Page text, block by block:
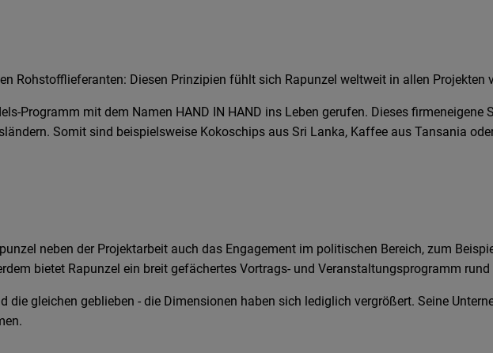
Rohstofflieferanten: Diesen Prinzipien fühlt sich Rapunzel weltweit in allen Projekten
Programm mit dem Namen HAND IN HAND ins Leben gerufen. Dieses
Somit sind beispielsweise Kokoschips aus Sri Lanka, Kaffee aus Tansania
neben der Projektarbeit auch das Engagement im politischen Bereich, zum
bietet Rapunzel ein breit gefächertes Vortrags- und Veranstaltungsprogramm
die gleichen geblieben - die Dimensionen haben sich lediglich vergrößert. Seine